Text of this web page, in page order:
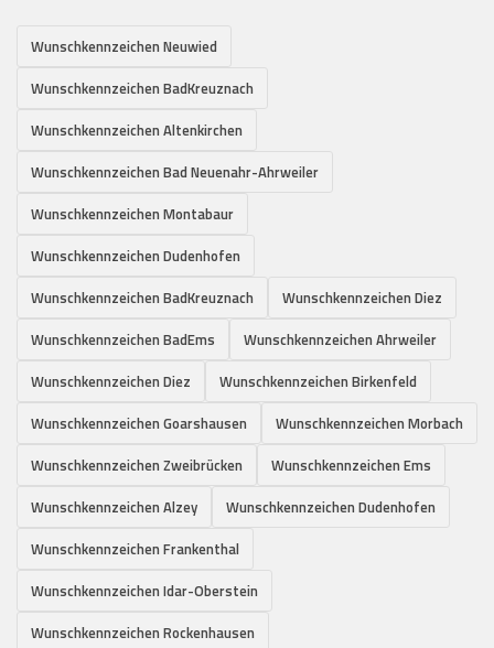
Wunschkennzeichen Neuwied
Wunschkennzeichen BadKreuznach
Wunschkennzeichen Altenkirchen
Wunschkennzeichen Bad Neuenahr-Ahrweiler
Wunschkennzeichen Montabaur
Wunschkennzeichen Dudenhofen
Wunschkennzeichen BadKreuznach
Wunschkennzeichen Diez
Wunschkennzeichen BadEms
Wunschkennzeichen Ahrweiler
Wunschkennzeichen Diez
Wunschkennzeichen Birkenfeld
Wunschkennzeichen Goarshausen
Wunschkennzeichen Morbach
Wunschkennzeichen Zweibrücken
Wunschkennzeichen Ems
Wunschkennzeichen Alzey
Wunschkennzeichen Dudenhofen
Wunschkennzeichen Frankenthal
Wunschkennzeichen Idar-Oberstein
Wunschkennzeichen Rockenhausen